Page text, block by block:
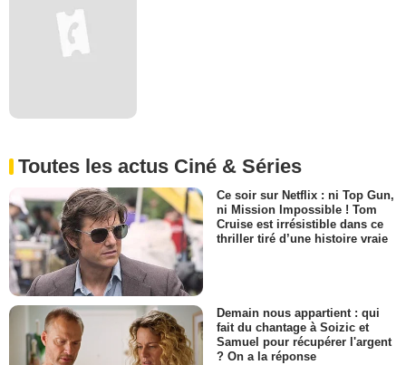
Toutes les actus Ciné & Séries
Ce soir sur Netflix : ni Top Gun,
ni Mission Impossible ! Tom
Cruise est irrésistible dans ce
thriller tiré d’une histoire vraie
Demain nous appartient : qui
fait du chantage à Soizic et
Samuel pour récupérer l'argent
? On a la réponse